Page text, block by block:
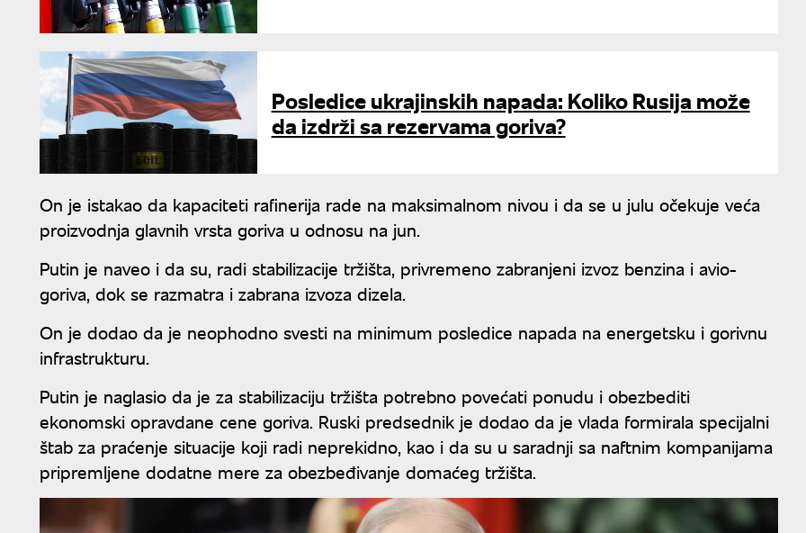
Posledice ukrajinskih napada: Koliko Rusija može
da izdrži sa rezervama goriva?
On je istakao da kapaciteti rafinerija rade na maksimalnom nivou i da se u julu očekuje veća
proizvodnja glavnih vrsta goriva u odnosu na jun.
Putin je naveo i da su, radi stabilizacije tržišta, privremeno zabranjeni izvoz benzina i avio-
goriva, dok se razmatra i zabrana izvoza dizela.
On je dodao da je neophodno svesti na minimum posledice napada na energetsku i gorivnu
infrastrukturu.
Putin je naglasio da je za stabilizaciju tržišta potrebno povećati ponudu i obezbediti
ekonomski opravdane cene goriva. Ruski predsednik je dodao da je vlada formirala specijalni
štab za praćenje situacije koji radi neprekidno, kao i da su u saradnji sa naftnim kompanijama
pripremljene dodatne mere za obezbeđivanje domaćeg tržišta.